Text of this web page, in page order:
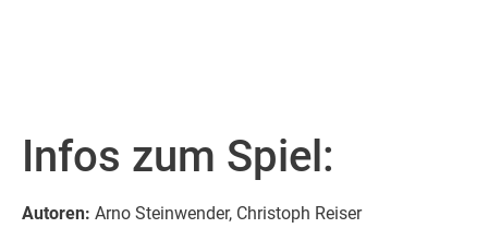
Infos zum Spiel:
Autoren: Arno Steinwender, Christoph Reiser